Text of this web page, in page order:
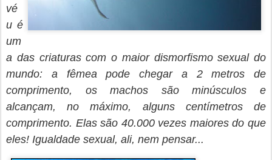
vé
u é
um
a das criaturas com o maior dismorfismo sexual do
mundo: a fêmea pode chegar a 2 metros de
comprimento, os machos são minúsculos e
alcançam, no máximo, alguns centímetros de
comprimento. Elas são 40.000 vezes maiores do que
eles! Igualdade sexual, ali, nem pensar...